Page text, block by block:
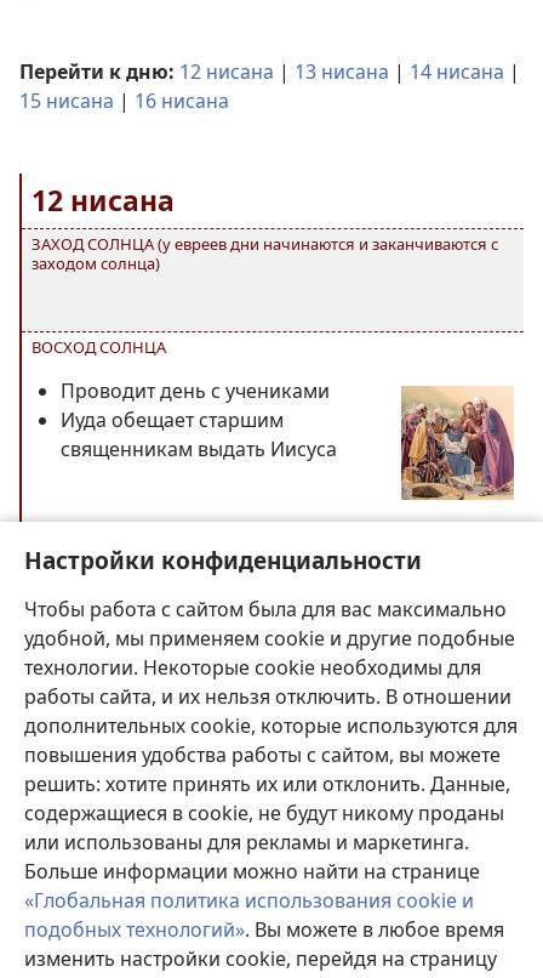
Настройки конфиденциальности
Чтобы работа с сайтом была для вас максимально
удобной, мы применяем cookie и другие подобные
технологии. Некоторые cookie необходимы для
работы сайта, и их нельзя отключить. В отношении
дополнительных cookie, которые используются для
повышения удобства работы с сайтом, вы можете
решить: хотите принять их или отклонить. Данные,
содержащиеся в cookie, не будут никому проданы
или использованы для рекламы и маркетинга.
Больше информации можно найти на странице
«Глобальная политика использования cookie и
подобных технологий». Вы можете в любое время
изменить настройки cookie, перейдя на страницу
Перейти к дню: 12 нисана | 13 нисана | 14 нисана |
15 нисана | 16 нисана
12 нисана
ЗАХОД СОЛНЦА (у евреев дни начинаются и заканчиваются с
заходом солнца)
ВОСХОД СОЛНЦА
Проводит день с учениками
Иуда обещает старшим
священникам выдать Иисуса
Матфея 26:1—5,
14—16
Луки 22:1—6
ЗАХОД СОЛНЦА
Вернуться обратно
13 нисана
ЗАХОД СОЛНЦА
ВОСХОД СОЛНЦА
Пётр и Иоанн подготавливают